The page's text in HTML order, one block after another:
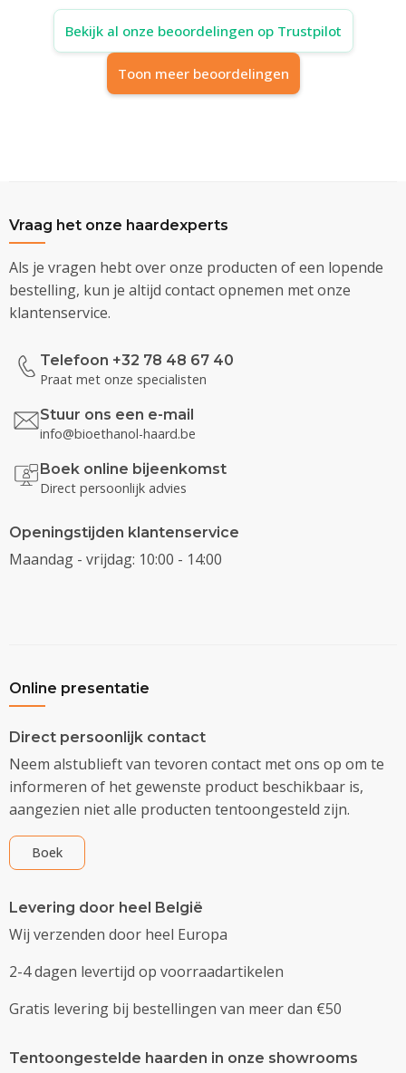
Bekijk al onze beoordelingen op Trustpilot
Toon meer beoordelingen
Vraag het onze haardexperts
Als je vragen hebt over onze producten of een lopende
bestelling, kun je altijd contact opnemen met onze
klantenservice.
Telefoon +32 78 48 67 40
Praat met onze specialisten
Stuur ons een e-mail
info@bioethanol-haard.be
Boek online bijeenkomst
Direct persoonlijk advies
Openingstijden klantenservice
Maandag - vrijdag: 10:00 - 14:00
Online presentatie
Direct persoonlijk contact
Neem alstublieft van tevoren contact met ons op om te
informeren of het gewenste product beschikbaar is,
aangezien niet alle producten tentoongesteld zijn.
Boek
Levering door heel België
Wij verzenden door heel Europa
2-4 dagen levertijd op voorraadartikelen
Gratis levering bij bestellingen van meer dan €50
Tentoongestelde haarden in onze showrooms